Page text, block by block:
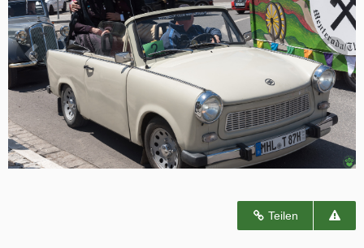
Teilen